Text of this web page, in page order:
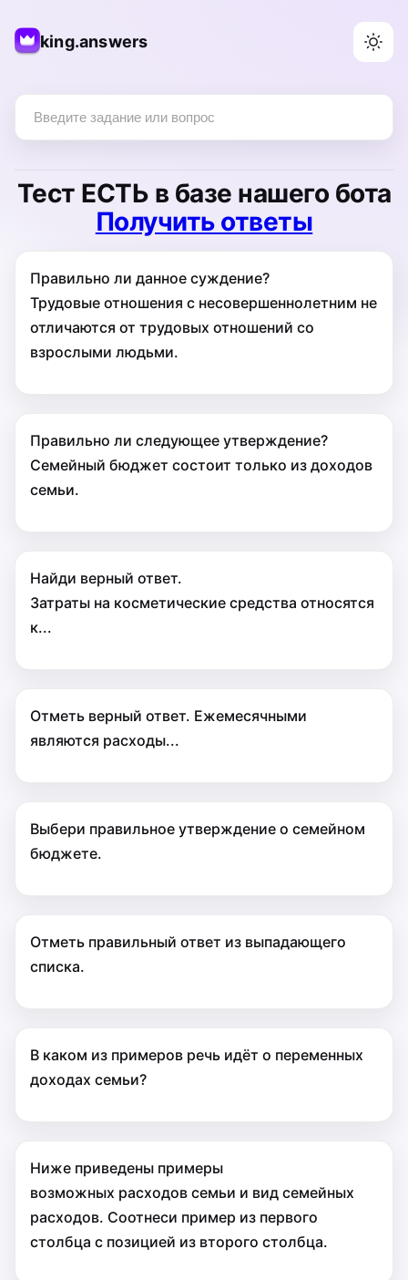
king.answers
Тест ЕСТЬ в базе нашего бота
Получить ответы
Правильно ли данное суждение?
Трудовые отношения с несовершеннолетним не
отличаются от трудовых отношений со
взрослыми людьми.
Правильно ли следующее утверждение?
Семейный бюджет состоит только из доходов
семьи.
Найди верный ответ.
Затраты на косметические средства относятся
к...
Отметь верный ответ. Ежемесячными
являются расходы...
Выбери правильное утверждение о семейном
бюджете.
Отметь правильный ответ из выпадающего
списка.
В каком из примеров речь идёт о переменных
доходах семьи?
Ниже приведены примеры
возможных расходов семьи и вид семейных
расходов. Соотнеси пример из первого
столбца с позицией из второго столбца.